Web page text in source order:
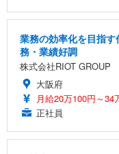
業務の効率化を目指
務・業績好調
株式会社RIOT GROUP
大阪府
月給20万100円～34
正社員